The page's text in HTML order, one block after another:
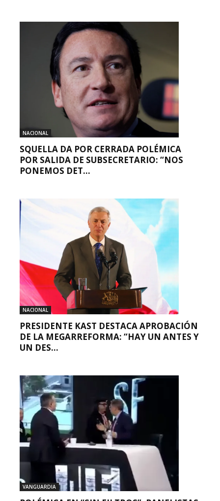
NACIONAL
SQUELLA DA POR CERRADA POLÉMICA
POR SALIDA DE SUBSECRETARIO: “NOS
PONEMOS DET...
NACIONAL
PRESIDENTE KAST DESTACA APROBACIÓN
DE LA MEGARREFORMA: “HAY UN ANTES Y
UN DES...
VANGUARDIA